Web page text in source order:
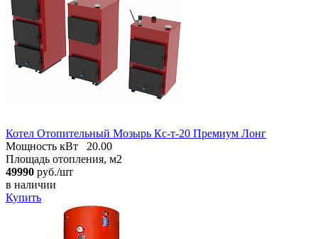
Котел Отопительный Мозырь Кc-т-20 Премиум Лонг
Мощность кВт
20.00
Площадь отопления, м2
49990 руб./шт
в наличии
Купить